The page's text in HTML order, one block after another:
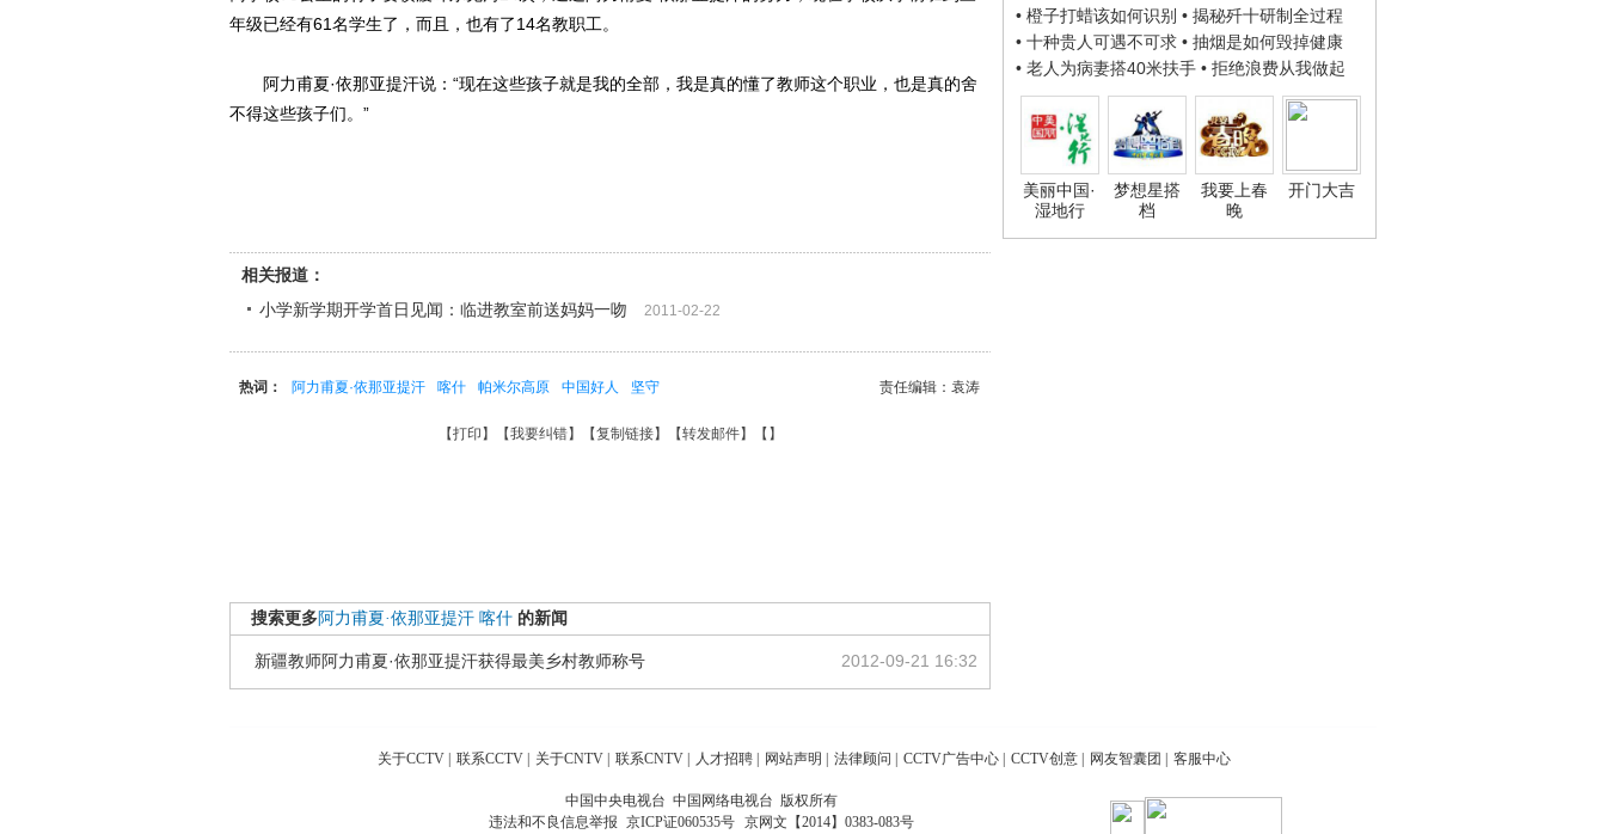
• 橙子打蜡该如何识别 • 揭秘歼十研制全过程
• 十种贵人可遇不可求 • 抽烟是如何毁掉健康
• 老人为病妻搭40米扶手 • 拒绝浪费从我做起
美丽中国·
湿地行
梦想星搭
档
我要上春
晚
开门大吉
年级已经有61名学生了，而且，也有了14名教职工。
阿力甫夏·依那亚提汗说：“现在这些孩子就是我的全部，我是真的懂了教师这个职业，也是真的舍
不得这些孩子们。”
相关报道：
小学新学期开学首日见闻：临进教室前送妈妈一吻
2011-02-22
责任编辑：袁涛
热词： 阿力甫夏·依那亚提汗 喀什 帕米尔高原 中国好人 坚守
【打印 】【我要纠错】【复制链接】【转发邮件】【 】
搜索更多阿力甫夏·依那亚提汗 喀什 的新闻
2012-09-21 16:32
新疆教师阿力甫夏·依那亚提汗获得最美乡村教师称号
关于CCTV 联系CCTV 关于CNTV 联系CNTV 人才招聘 网站声明 法律顾问 CCTV广告中心 CCTV创意 网友智囊团 客服中心
中国中央电视台 中国网络电视台 版权所有
违法和不良信息举报 京ICP证060535号 京网文【2014】0383-083号